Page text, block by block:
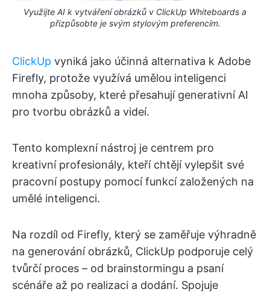
Využijte AI k vytváření obrázků v ClickUp Whiteboards a
přizpůsobte je svým stylovým preferencím.
ClickUp vyniká jako účinná alternativa k Adobe
Firefly, protože využívá umělou inteligenci
mnoha způsoby, které přesahují generativní AI
pro tvorbu obrázků a videí.
Tento komplexní nástroj je centrem pro
kreativní profesionály, kteří chtějí vylepšit své
pracovní postupy pomocí funkcí založených na
umělé inteligenci.
Na rozdíl od Firefly, který se zaměřuje výhradně
na generování obrázků, ClickUp podporuje celý
tvůrčí proces – od brainstormingu a psaní
scénáře až po realizaci a dodání. Spojuje